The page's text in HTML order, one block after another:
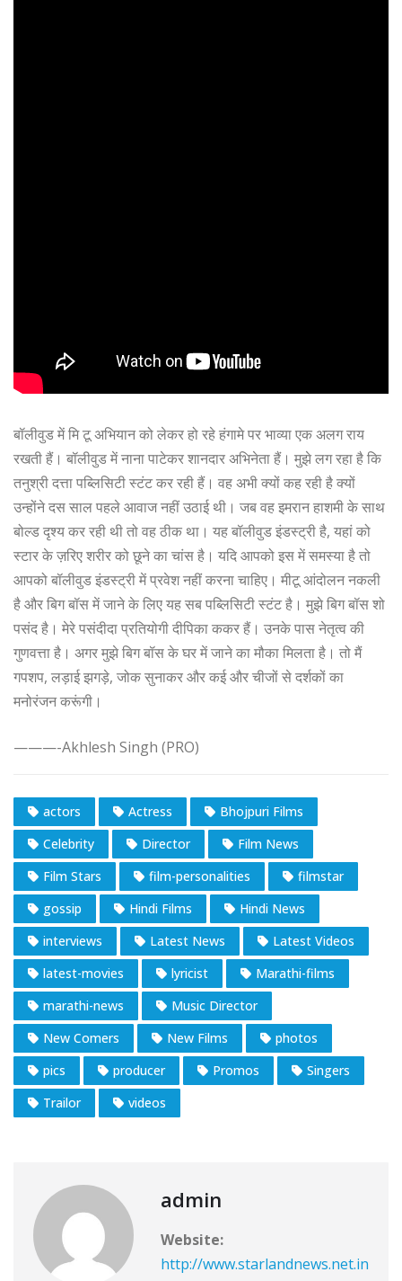
बॉलीवुड में मि टू अभियान को लेकर हो रहे हंगामे पर भाव्या एक अलग राय
रखती हैं। बॉलीवुड में नाना पाटेकर शानदार अभिनेता हैं। मुझे लग रहा है कि
तनुश्री दत्ता पब्लिसिटी स्टंट कर रही हैं। वह अभी क्यों कह रही है क्यों
उन्होंने दस साल पहले आवाज नहीं उठाई थी। जब वह इमरान हाशमी के साथ
बोल्ड दृश्य कर रही थी तो वह ठीक था। यह बॉलीवुड इंडस्ट्री है, यहां को
स्टार के ज़रिए शरीर को छूने का चांस है। यदि आपको इस में समस्या है तो
आपको बॉलीवुड इंडस्ट्री में प्रवेश नहीं करना चाहिए। मीटू आंदोलन नकली
है और बिग बॉस में जाने के लिए यह सब पब्लिसिटी स्टंट है। मुझे बिग बॉस शो
पसंद है। मेरे पसंदीदा प्रतियोगी दीपिका ककर हैं। उनके पास नेतृत्व की
गुणवत्ता है। अगर मुझे बिग बॉस के घर में जाने का मौका मिलता है। तो मैं
गपशप, लड़ाई झगड़े, जोक सुनाकर और कई और चीजों से दर्शकों का
मनोरंजन करूंगी।
———-Akhlesh Singh (PRO)
actors Actress
Bhojpuri Films
Celebrity
Director
Film News
Film Stars
film-personalities
filmstar
gossip
Hindi Films
Hindi News
interviews
Latest News
Latest Videos
latest-movies
lyricist
Marathi-films
marathi-news
Music Director
New Comers
New Films
photos
pics
producer Promos
Singers
Trailor
videos
admin
Website:
http://www.starlandnews.net.in